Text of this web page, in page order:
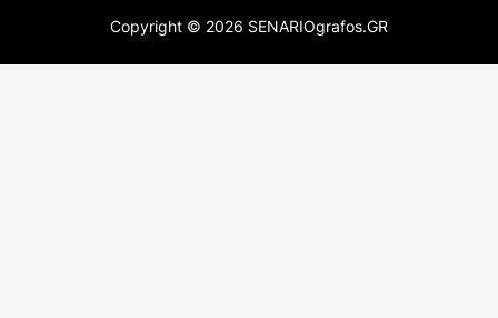
Copyright © 2026 SENARIOgrafos.GR